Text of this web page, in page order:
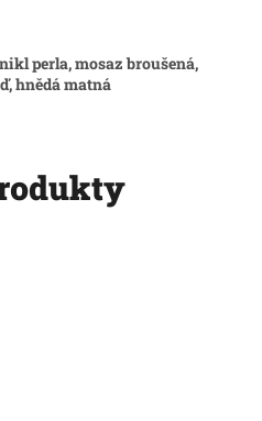
perla, mosaz broušená,
hnědá matná